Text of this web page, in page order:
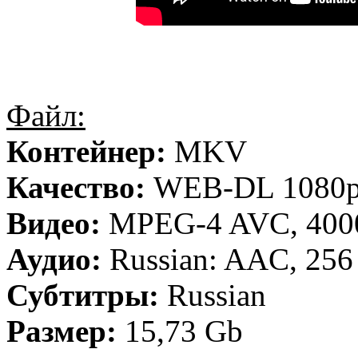
Файл:
Контейнер: MKV
Качество: WEB-DL
Видео: MPEG-4 AVC,
Аудио: Russian: AAC,
Субтитры: Russian
Размер: 15,73 Gb